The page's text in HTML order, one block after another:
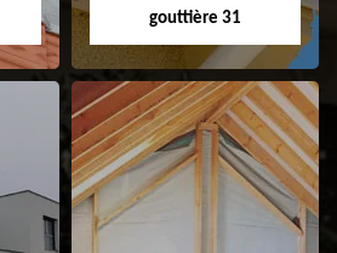
gouttière 31
Nettoyage et pose